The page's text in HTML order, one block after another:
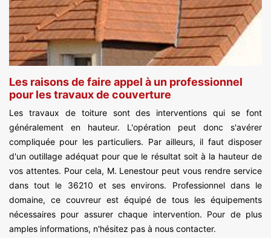
Les raisons de faire appel à un professionnel
pour les travaux de couverture
Les travaux de toiture sont des interventions qui se font
généralement en hauteur. L'opération peut donc s'avérer
compliquée pour les particuliers. Par ailleurs, il faut disposer
d'un outillage adéquat pour que le résultat soit à la hauteur de
vos attentes. Pour cela, M. Lenestour peut vous rendre service
dans tout le 36210 et ses environs. Professionnel dans le
domaine, ce couvreur est équipé de tous les équipements
nécessaires pour assurer chaque intervention. Pour de plus
amples informations, n'hésitez pas à nous contacter.